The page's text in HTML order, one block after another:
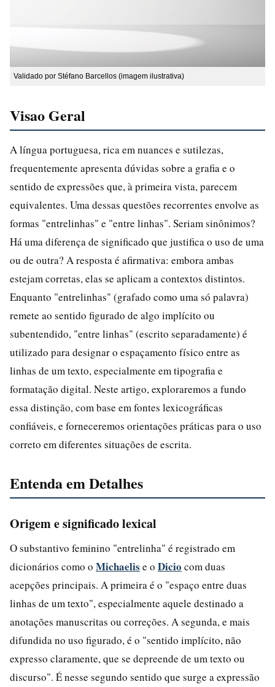
Validado por Stéfano Barcellos (imagem ilustrativa)
Visao Geral
A língua portuguesa, rica em nuances e sutilezas,
frequentemente apresenta dúvidas sobre a grafia e o
sentido de expressões que, à primeira vista, parecem
equivalentes. Uma dessas questões recorrentes envolve as
formas "entrelinhas" e "entre linhas". Seriam sinônimos?
Há uma diferença de significado que justifica o uso de uma
ou de outra? A resposta é afirmativa: embora ambas
estejam corretas, elas se aplicam a contextos distintos.
Enquanto "entrelinhas" (grafado como uma só palavra)
remete ao sentido figurado de algo implícito ou
subentendido, "entre linhas" (escrito separadamente) é
utilizado para designar o espaçamento físico entre as
linhas de um texto, especialmente em tipografia e
formatação digital. Neste artigo, exploraremos a fundo
essa distinção, com base em fontes lexicográficas
confiáveis, e forneceremos orientações práticas para o uso
correto em diferentes situações de escrita.
Entenda em Detalhes
Origem e significado lexical
O substantivo feminino "entrelinha" é registrado em
dicionários como o Michaelis e o Dicio com duas
acepções principais. A primeira é o "espaço entre duas
linhas de um texto", especialmente aquele destinado a
anotações manuscritas ou correções. A segunda, e mais
difundida no uso figurado, é o "sentido implícito, não
expresso claramente, que se depreende de um texto ou
discurso". É nesse segundo sentido que surge a expressão